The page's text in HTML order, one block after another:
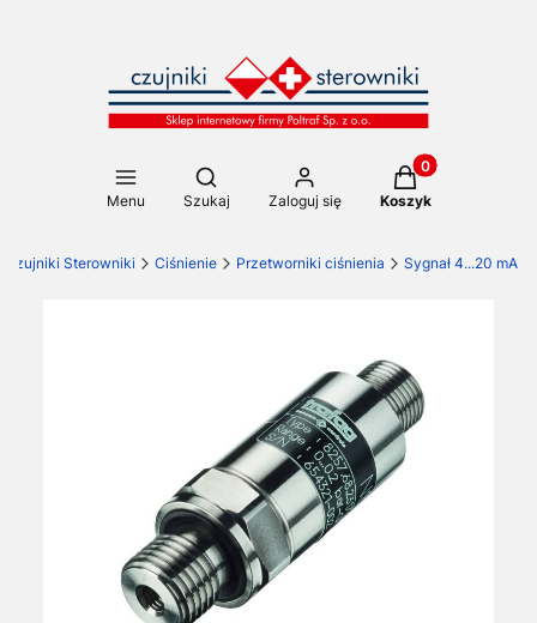
Menu
Otwórz wyszukiwarkę
Szukaj Zaloguj się
Produkty w
Koszyk
Czujniki Sterowniki Ciśnienie Przetworniki ciśnienia Sygnał 4...20 mA